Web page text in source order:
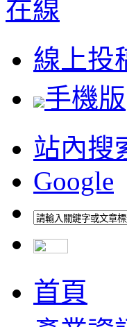
線上投
手機版
站內搜
Google
首頁